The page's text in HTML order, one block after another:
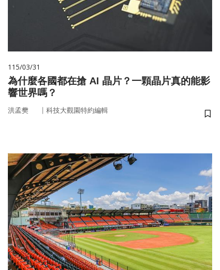
115/03/31
為什麼各國都在搶 AI 晶片？一顆晶片真的能影
響世界嗎？
洪孟樊 ｜ 科技大觀園特約編輯
儲